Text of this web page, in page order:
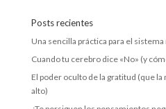
Posts recientes
Una sencilla práctica para el sistema
Cuando tu cerebro dice «No» (y
El poder oculto de la gratitud (que la
alto)